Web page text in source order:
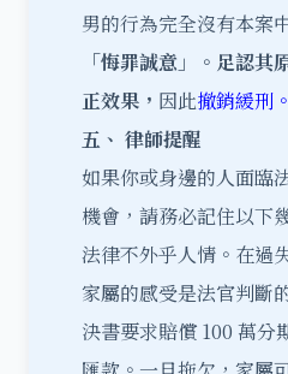
男的行為完全沒有本案
「悔罪誠意」。 足認其
正效果， 因此撤銷緩刑。
五、 律師提醒
如果你或身邊的人面臨
機會，請務必記住以下
法律不外乎人情。在過
家屬的感受是法官判斷
決書要求賠償 100 萬分